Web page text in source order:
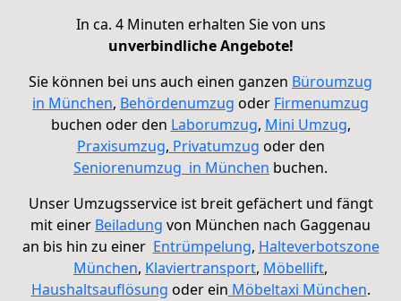
In ca. 4 Minuten erhalten Sie von uns
unverbindliche Angebote!
Sie können bei uns auch einen ganzen Büroumzug
in München, Behördenumzug oder Firmenumzug
buchen oder den Laborumzug, Mini Umzug,
Praxisumzug, Privatumzug oderden
Seniorenumzug in München buchen.
Unser Umzugsservice ist breit gefächert und fängt
mit einer Beiladung von München nach Gaggenau
an bis hin zu einer Entrümpelung, Halteverbotszone
München, Klaviertransport, Möbellift,
Haushaltsauflösung oder ein Möbeltaxi München.